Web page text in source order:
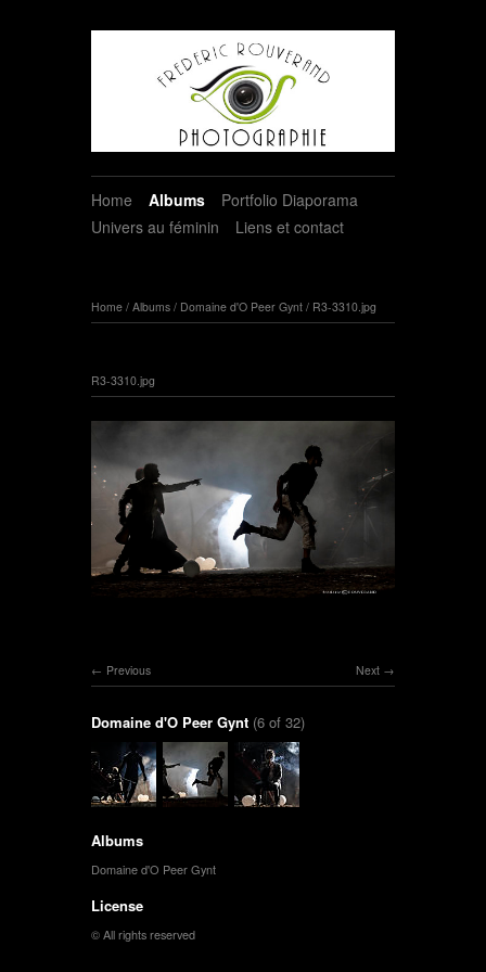
Home Albums
Portfolio Diaporama
Univers au féminin
Liens et contact
Home / Albums / Domaine d'O Peer Gynt / R3-3310.jpg
R3-3310.jpg
Next
Previous
Domaine d'O Peer Gynt (6 of 32)
Albums
Domaine d'O Peer Gynt
License
© All rights reserved